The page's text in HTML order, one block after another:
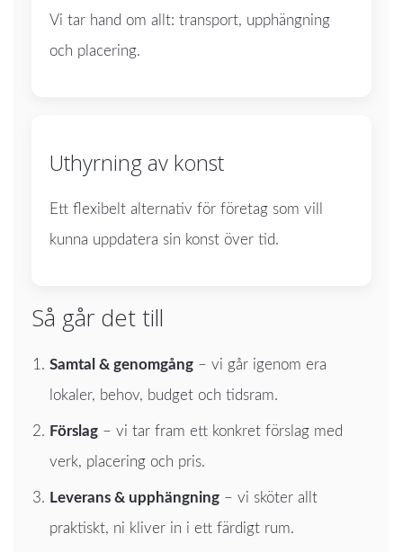
Vi tar hand om allt: transport, upphängning
och placering.
Uthyrning av konst
Ett flexibelt alternativ för företag som vill
kunna uppdatera sin konst över tid.
Så går det till
Samtal & genomgång – vi går igenom era
lokaler, behov, budget och tidsram.
Förslag – vi tar fram ett konkret förslag med
verk, placering och pris.
Leverans & upphängning – vi sköter allt
praktiskt, ni kliver in i ett färdigt rum.